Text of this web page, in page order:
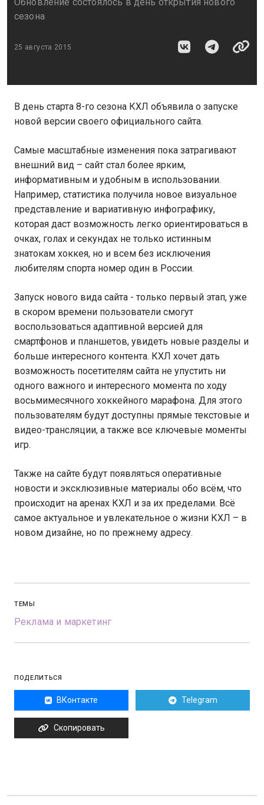
сезона
25 августа 2015
В день старта 8-го сезона КХЛ объявила о запуске
новой версии своего официального сайта.
Самые масштабные изменения пока затрагивают
внешний вид – сайт стал более ярким,
информативным и удобным в использовании.
Например, статистика получила новое визуальное
представление и вариативную инфографику,
которая даст возможность легко ориентироваться в
очках, голах и секундах не только истинным
знатокам хоккея, но и всем без исключения
любителям спорта номер один в России.
Запуск нового вида сайта - только первый этап, уже
в скором времени пользователи смогут
воспользоваться адаптивной версией для
смартфонов и планшетов, увидеть новые разделы и
больше интересного контента. КХЛ хочет дать
возможность посетителям сайта не упустить ни
одного важного и интересного момента по ходу
восьмимесячного хоккейного марафона. Для этого
пользователям будут доступны прямые текстовые и
видео-трансляции, а также все ключевые моменты
игр.
Также на сайте будут появляться оперативные
новости и эксклюзивные материалы обо всём, что
происходит на аренах КХЛ и за их пределами. Всё
самое актуальное и увлекательное о жизни КХЛ – в
новом дизайне, но по прежнему адресу.
ТЕМЫ
Реклама и маркетинг
ПОДЕЛИТЬСЯ
ВКонтакте Telegram
Скопировать